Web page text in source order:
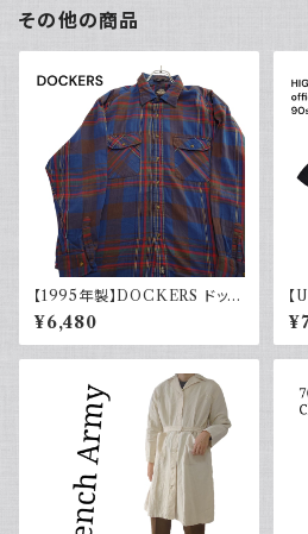
その他の商品
【1995年製】DOCKERS ドッカ
ーズ チェックシャツ ダブルポケ
ット 古着 アメカジ リーバイス
長袖 90s
¥6,480
R
ャ